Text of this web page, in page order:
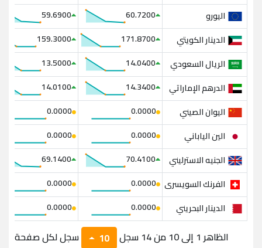
اليورو
60.7200
59.6900
الدينار الكويتي
171.8700
159.3000
الريال السعودي
14.0400
13.5000
الدرهم الإماراتي
14.3400
14.0100
اليوان الصيني
0.0000
0.0000
الين الياباني
0.0000
0.0000
الجنيه الاسترليني
70.4100
69.1400
الفرنك السويسرى 0.0000
0.0000
الدينار البحريني
0.0000
0.0000
الظاهر 1 إلى 10 من 14 سجل 10
سجل لكل صفحة